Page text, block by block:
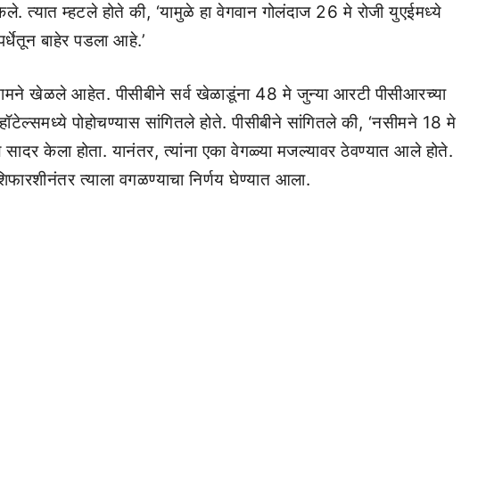
त्यात म्हटले होते की, ‘यामुळे हा वेगवान गोलंदाज 26 मे रोजी युएईमध्ये
बाहेर पडला आहे.’
खेळले आहेत. पीसीबीने सर्व खेळाडूंना 48 मे जुन्या आरटी पीसीआरच्या
पोहोचण्यास सांगितले होते. पीसीबीने सांगितले की, ‘नसीमने 18 मे
केला होता. यानंतर, त्यांना एका वेगळ्या मजल्यावर ठेवण्यात आले होते.
त्याला वगळण्याचा निर्णय घेण्यात आला.